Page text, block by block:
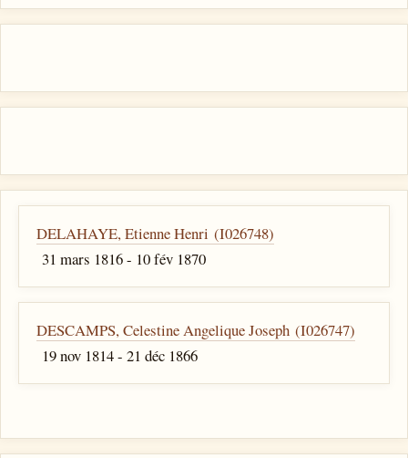
DELAHAYE, Etienne Henri (I026748)
31 mars 1816 - 10 fév 1870
DESCAMPS, Celestine Angelique Joseph (I026747)
19 nov 1814 - 21 déc 1866